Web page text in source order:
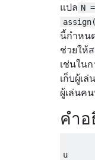
แปล N
นี้กำหน
ช่วยให้
เช่นใน
เก็บผู้เ
ผู้เล่นค
คำอ
u